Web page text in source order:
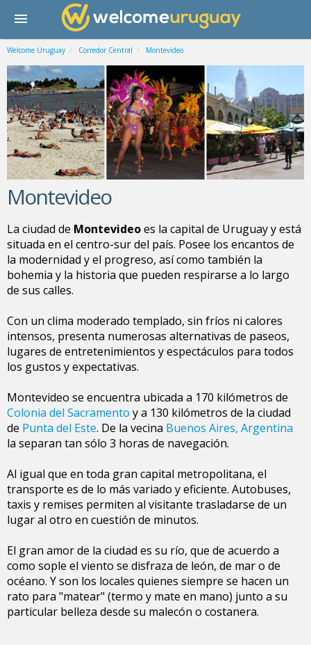
Welcome Uruguay Corredor Central Montevideo
Montevideo
La ciudad de Montevideoes la capital de Uruguayy está
situada en el centro-sur del país. Posee los encantos de
la modernidad y el progreso, así como también la
bohemia y la historia que pueden respirarse a lo largo
de sus calles.
Con un clima moderado templado, sin fríos ni calores
intensos, presenta numerosas alternativas de paseos,
lugares de entretenimientos y espectáculos para todos
los gustos y expectativas.
Montevideo se encuentra ubicada a 170 kilómetros de
Colonia del Sacramento y a 130 kilómetros de la ciudad
de Punta del Este. De la vecina Buenos Aires, Argentina
la separan tan sólo 3 horas de navegación.
Al igual que en toda gran capital metropolitana, el
transporte es de lo más variado y eficiente. Autobuses,
taxis y remises permiten al visitante trasladarse de un
lugar al otro en cuestión de minutos.
El gran amor de la ciudad es su río, que de acuerdo a
como sople el viento se disfraza de león, de mar o de
océano. Y son los locales quienes siempre se hacen un
rato para "matear" (termo y mate en mano) junto a su
particular belleza desde su malecón o costanera.